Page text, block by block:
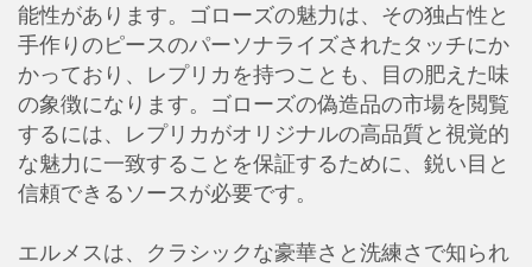
能性があります。ゴローズの魅力は、その独占性と
手作りのピースのパーソナライズされたタッチにか
かっており、レプリカを持つことも、目の肥えた味
の象徴になります。ゴローズの偽造品の市場を閲覧
するには、レプリカがオリジナルの高品質と視覚的
な魅力に一致することを保証するために、鋭い目と
信頼できるソースが必要です。
エルメスは、クラシックな豪華さと洗練さで知られ